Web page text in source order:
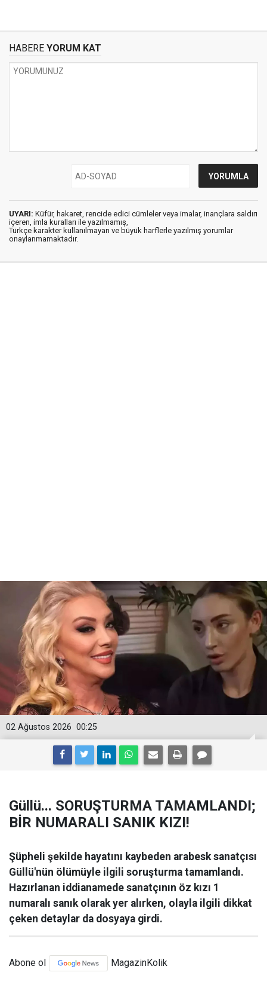
HABERE YORUM KAT
UYARI: Küfür, hakaret, rencide edici cümleler veya imalar, inançlara saldırı
içeren, imla kuralları ile yazılmamış,
Türkçe karakter kullanılmayan ve büyük harflerle yazılmış yorumlar
onaylanmamaktadır.
00:25
02 Ağustos 2026
Güllü... SORUŞTURMA TAMAMLANDI;
BİR NUMARALI SANIK KIZI!
Şüpheli şekilde hayatını kaybeden arabesk sanatçısı
Güllü'nün ölümüyle ilgili soruşturma tamamlandı.
Hazırlanan iddianamede sanatçının öz kızı 1
numaralı sanık olarak yer alırken, olayla ilgili dikkat
çeken detaylar da dosyaya girdi.
Abone ol MagazinKolik